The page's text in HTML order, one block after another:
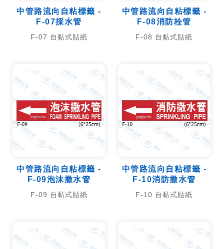
中管路流向自粘標籤 -
F-07採水管
F-07 自黏式貼紙
中管路流向自粘標籤 -
F-08消防栓管
F-08 自黏式貼紙
中管路流向自粘標籤 -
F-09泡沫撒水管
F-09 自黏式貼紙
中管路流向自粘標籤 -
F-10消防撒水管
F-10 自黏式貼紙